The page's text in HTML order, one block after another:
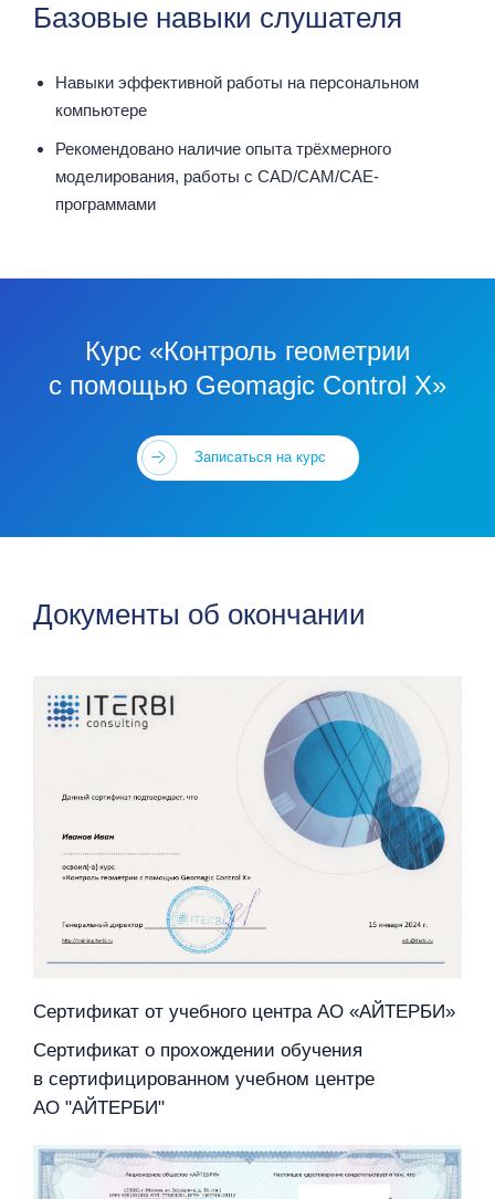
Базовые навыки слушателя
Навыки эффективной работы на персональном
компьютере
Рекомендовано наличие опыта трёхмерного
моделирования, работы с CAD/CAM/CAE-
программами
Курс «Контроль геометрии
с помощью Geomagic Control X»
Записаться на курс
Документы об окончании
Сертификат от учебного центра АО «АЙТЕРБИ»
Сертификат о прохождении обучения
в сертифицированном учебном центре
АО "АЙТЕРБИ"